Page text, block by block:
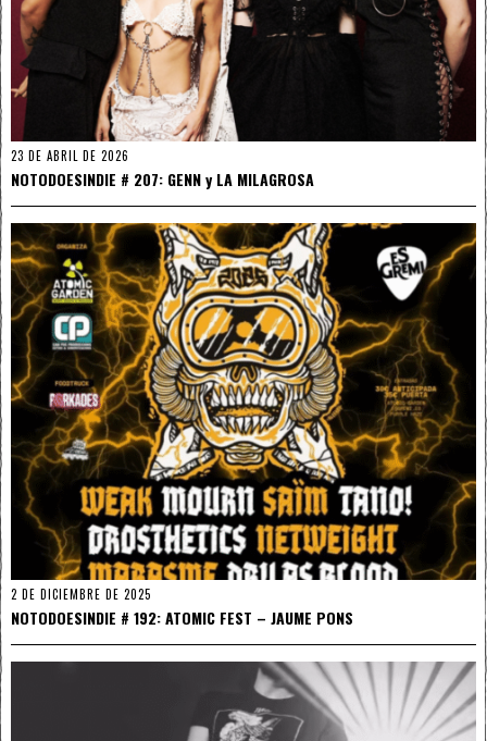
23 DE ABRIL DE 2026
NOTODOESINDIE # 207: GENN y LA MILAGROSA
2 DE DICIEMBRE DE 2025
NOTODOESINDIE # 192: ATOMIC FEST – JAUME PONS